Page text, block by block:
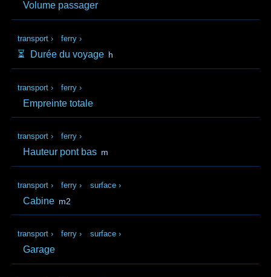
Volume passager
transport › ferry ›
⏳️ Durée du voyage h
transport › ferry ›
Empreinte totale
transport › ferry ›
Hauteur pont bas m
transport › ferry › surface ›
Cabine m2
transport › ferry › surface ›
Garage